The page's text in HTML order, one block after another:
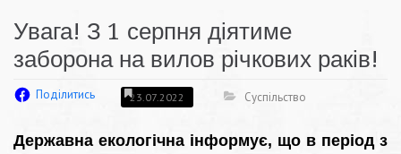
Увага! З 1 серпня діятиме
заборона на вилов річкових раків!
Поділитись 23.07.2022 Суспільство
Державна екологічна інформує, що в період з